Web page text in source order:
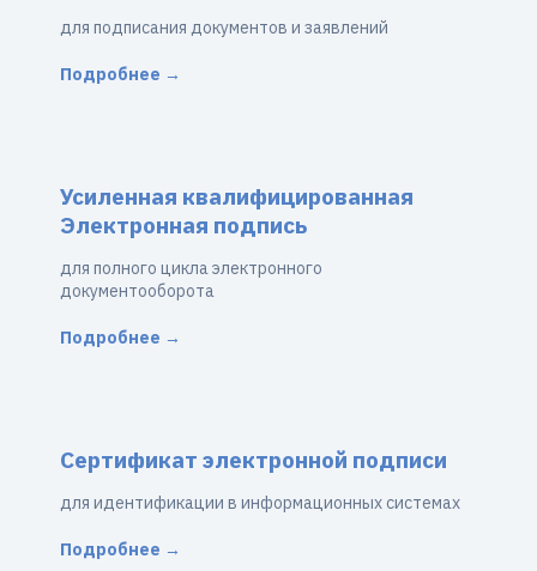
для подписания документов и заявлений
Подробнее →
Усиленная квалифицированная
Электронная подпись
для полного цикла электронного
документооборота
Подробнее →
Сертификат электронной подписи
для идентификации в информационных системах
Подробнее →